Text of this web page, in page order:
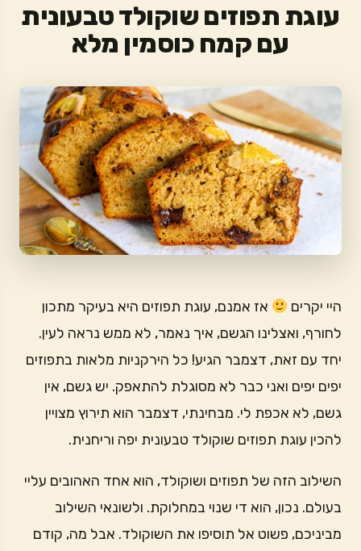
עוגת תפוזים שוקולד טבעונית
עם קמח כוסמין מלא
היי יקרים
אז אמנם, עוגת תפוזים היא בעיקר מתכון
לחורף, ואצלינו הגשם, איך נאמר, לא ממש נראה לעין.
יחד עם זאת, דצמבר הגיע! כל הירקניות מלאות בתפוזים
יפים יפים ואני כבר לא מסוגלת להתאפק. יש גשם, אין
גשם, לא אכפת לי. מבחינתי, דצמבר הוא תירוץ מצויין
להכין עוגת תפוזים שוקולד טבעונית יפה וריחנית.
השילוב הזה של תפוזים ושוקולד, הוא אחד האהובים עליי
בעולם. נכון, הוא די שנוי במחלוקת. ולשונאי השילוב
מביניכם, פשוט אל תוסיפו את השוקולד. אבל מה, קודם